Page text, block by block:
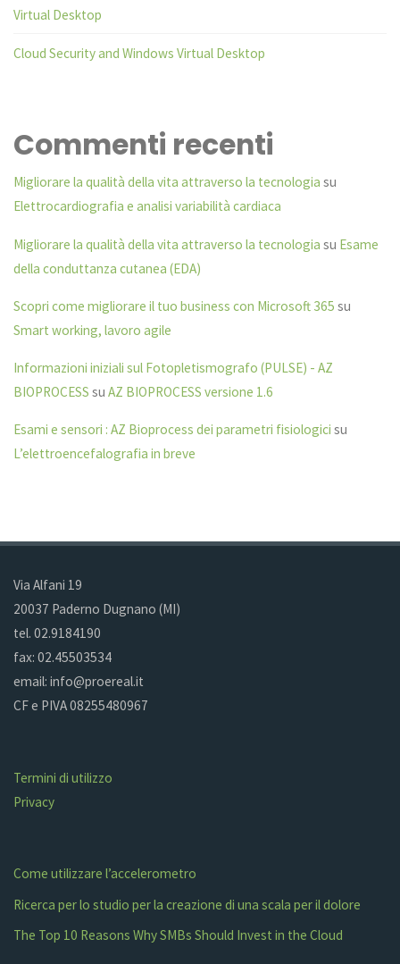
Virtual Desktop
Cloud Security and Windows Virtual Desktop
Commenti recenti
Migliorare la qualità della vita attraverso la tecnologia su
Elettrocardiografia e analisi variabilità cardiaca
Migliorare la qualità della vita attraverso la tecnologia su Esame
della conduttanza cutanea (EDA)
Scopri come migliorare il tuo business con Microsoft 365 su
Smart working, lavoro agile
Informazioni iniziali sul Fotopletismografo (PULSE) - AZ
BIOPROCESS suAZ BIOPROCESS versione 1.6
Esami e sensori : AZ Bioprocess dei parametri fisiologici su
L’elettroencefalografia in breve
Via Alfani 19
20037 Paderno Dugnano (MI)
tel. 02.9184190
fax: 02.45503534
email: info@proereal.it
CF e PIVA 08255480967
Termini di utilizzo
Privacy
Come utilizzare l’accelerometro
Ricerca per lo studio per la creazione di una scala per il dolore
The Top 10 Reasons Why SMBs Should Invest in the Cloud